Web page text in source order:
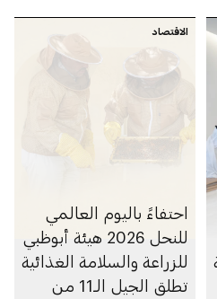
الاقتصاد
احتفاءً باليوم العالمي
للنحل 2026 هيئة أبوظبي
للزراعة والسلامة الغذائية
تطلق الجيل الـ11 من